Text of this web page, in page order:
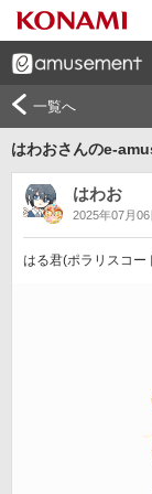
一覧へ
はわおさんのe-
はわお
2025年07月06
はる君(ポラリスコー